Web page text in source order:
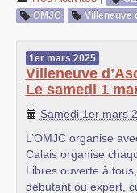
OMJC
Villeneuve
1er mars 2025
Villeneuve
Le samedi 1
Samedi 1er mars
L’OMJC organise
Calais organise
Libres ouverte à
débutant ou expert,